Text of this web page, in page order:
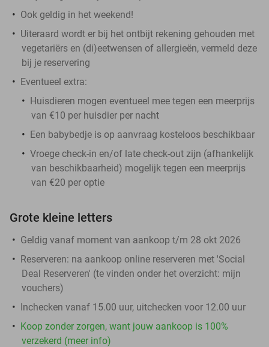
Ook geldig in het weekend!
Uiteraard wordt er bij het ontbijt rekening gehouden met
vegetariërs en (di)eetwensen of allergieën, vermeld deze
bij je reservering
Eventueel extra:
Huisdieren mogen eventueel mee tegen een meerprijs
van €10 per huisdier per nacht
Een babybedje is op aanvraag kosteloos beschikbaar
Vroege check-in en/of late check-out zijn (afhankelijk
van beschikbaarheid) mogelijk tegen een meerprijs
van €20 per optie
Grote kleine letters
Geldig vanaf moment van aankoop t/m 28 okt 2026
Reserveren: na aankoop online reserveren met 'Social
Deal Reserveren' (te vinden onder het overzicht: mijn
vouchers)
Inchecken vanaf 15.00 uur, uitchecken voor 12.00 uur
Koop zonder zorgen, want jouw aankoop is 100%
verzekerd (meer info)